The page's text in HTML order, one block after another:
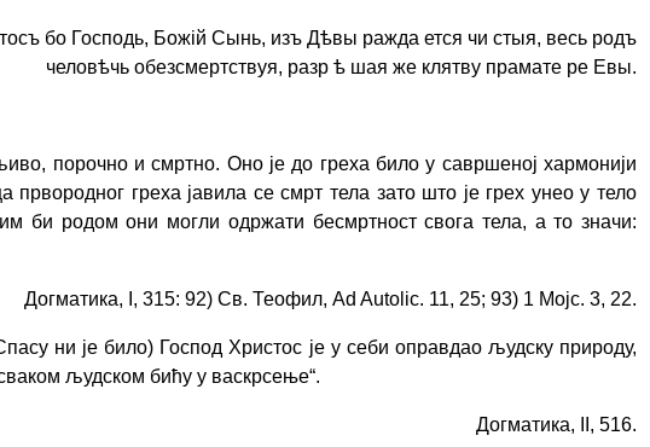
бо Господь, Божій Сынь, изъ Дѣвы ражда ется чи стыя, весь родъ
человѣчь обезсмертствуя, разр ѣ шая же клятву прамате ре Евы.
порочно и смртно. Оно је до греха било у савршеној хармонији
греха јавила се смрт тела зато што је грех унео у тело
би родом они могли одржати бесмртност свога тела, а то значи:
Догматика, I, 315: 92) Св. Теофил, Аd Autolic. 11, 25; 93) 1 Мојс. 3, 22.
ни је било) Господ Христос је у себи оправдао људску природу,
људском бићу у васкрсење“.
Догматика, II, 516.